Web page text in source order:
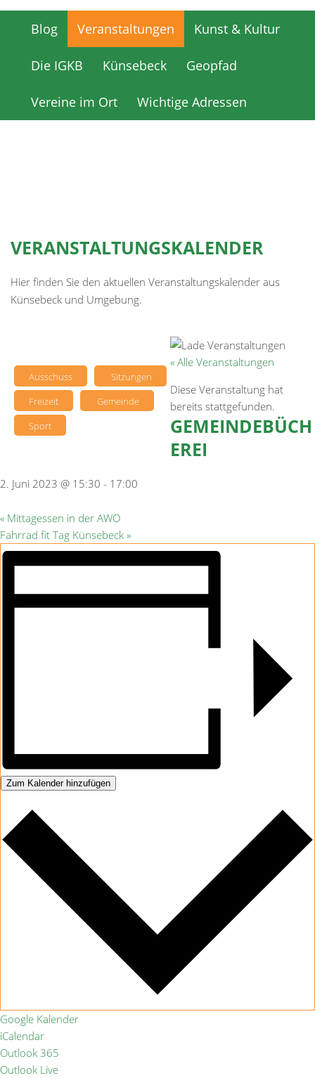
Blog Veranstaltungen Kunst & Kultur
Die IGKB Künsebeck Geopfad
Vereine im Ort Wichtige Adressen
VERANSTALTUNGSKALENDER
Hier finden Sie den aktuellen Veranstaltungskalender aus
Künsebeck und Umgebung.
Ausschuss
Sitzungen
Freizeit
Gemeinde
Sport
« Alle Veranstaltungen
Diese Veranstaltung hat
bereits stattgefunden.
GEMEINDEBÜCH
EREI
2. Juni 2023 @ 15:30 - 17:00
« Mittagessen in der AWO
Fahrrad fit Tag Künsebeck »
Zum Kalender hinzufügen
Google Kalender
iCalendar
Outlook 365
Outlook Live